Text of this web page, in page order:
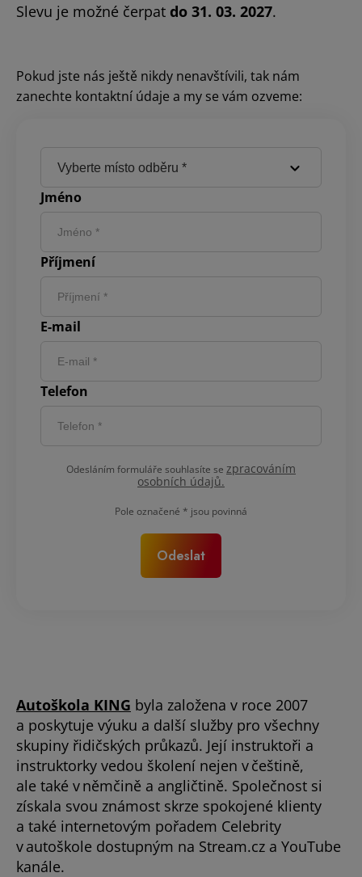
Slevu je možné čerpat do 31. 03. 2027.
Pokud jste nás ještě nikdy nenavštívili, tak nám
zanechte kontaktní údaje a my se vám ozveme:
Jméno
Příjmení
E-mail
Telefon
Odesláním formuláře souhlasíte se zpracováním
osobních údajů.
Pole označené * jsou povinná
Autoškola KING byla založena v roce 2007
a poskytuje výuku a další služby pro všechny
skupiny řidičských průkazů. Její instruktoři a
instruktorky vedou školení nejen v češtině,
ale také v němčině a angličtině. Společnost si
získala svou známost skrze spokojené klienty
a také internetovým pořadem Celebrity
v autoškole dostupným na Stream.cz a YouTube
kanále.